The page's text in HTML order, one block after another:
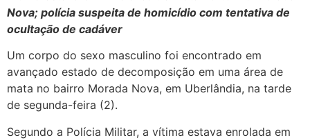
Nova; polícia suspeita de homicídio com tentativa de
ocultação de cadáver
Um corpo do sexo masculino foi encontrado em
avançado estado de decomposição em uma área de
mata no bairro Morada Nova, em Uberlândia, na tarde
de segunda-feira (2).
Segundo a Polícia Militar, a vítima estava enrolada em